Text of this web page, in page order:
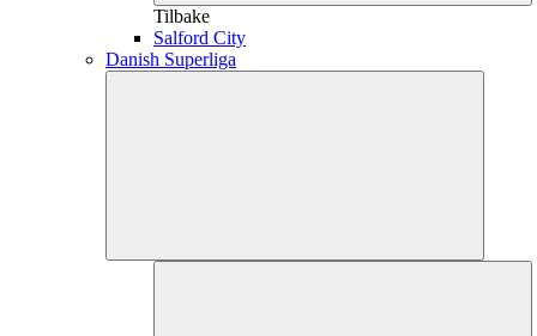
Tilbake
Salford City
Danish Superliga